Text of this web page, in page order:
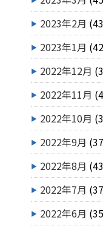
2023年2月
2023年1月
2022年12月
2022年11月
2022年10月
2022年9月
2022年8月
2022年7月
2022年6月